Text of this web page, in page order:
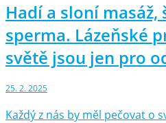
Hadí a sloní masáž,
sperma. Lázeňské
světě jsou jen pro
25. 2. 2025
Každý z nás by měl pečovat o